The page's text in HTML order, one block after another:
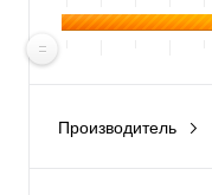
Производитель